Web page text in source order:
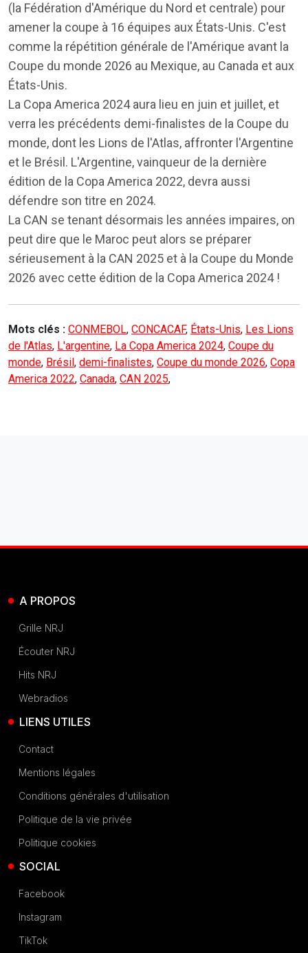
(la Fédération d'Amérique du Nord et centrale) pour
amener la coupe à 16 équipes aux États-Unis. C'est
comme la répétition générale de l'Amérique avant la
Coupe du monde 2026 au Mexique, au Canada et aux
États-Unis.
La Copa America 2024 aura lieu en juin et juillet, et
verra les précédents demi-finalistes de la Coupe du
monde, dont les Lions de l'Atlas, affronter l'Argentine
et le Brésil. L'Argentine, vainqueur de la dernière
édition de la Copa America 2022, devra aussi
défendre son titre en 2024.
La CAN se tenant désormais les années impaires, on
peut dire que le Maroc peut alors se préparer
sérieusement à la CAN 2025 et à la Coupe du Monde
2026 avec cette édition de la Copa America 2024 !
Mots clés : CONMEBOL, CONCACAF, États-Unis, Les Lions
de l'Atlas, L'argentine, La Copa America 2024, Coupe du
monde, Brésil , demi-finalistes, Coupe du monde 2026, Copa
America 2022, Canada, CAN 2025,
A PROPOS
Grille NRJ
Écouter NRJ
Hits NRJ
Webradios
LIENS UTILES
Contact
Mentions légales
Conditions générales d'utilisation
Politique de la vie privée
Politique cookies
SOCIAL
Facebook
Instagram
TikTok